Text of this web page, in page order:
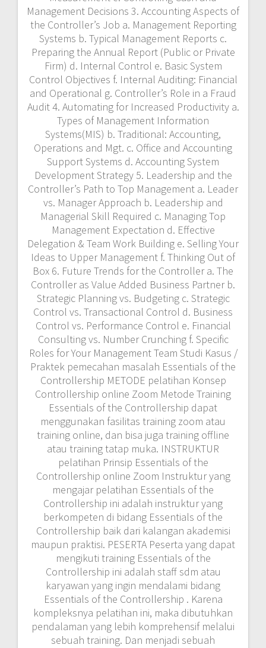
Management Decisions 3. Accounting Aspects of
the Controller’s Job a. Management Reporting
Systems b. Typical Management Reports c.
Preparing the Annual Report (Public or Private
Firm) d. Internal Control e. Basic System
Control Objectives f. Internal Auditing: Financial
and Operational g. Controller’s Role in a Fraud
Audit 4. Automating for Increased Productivity a.
Types of Management Information
Systems(MIS) b. Traditional: Accounting,
Operations and Mgt. c. Office and Accounting
Support Systems d. Accounting System
Development Strategy 5. Leadership and the
Controller’s Path to Top Management a. Leader
vs. Manager Approach b. Leadership and
Managerial Skill Required c. Managing Top
Management Expectation d. Effective
Delegation & Team Work Building e. Selling Your
Ideas to Upper Management f. Thinking Out of
Box 6. Future Trends for the Controller a. The
Controller as Value Added Business Partner b.
Strategic Planning vs. Budgeting c. Strategic
Control vs. Transactional Control d. Business
Control vs. Performance Control e. Financial
Consulting vs. Number Crunching f. Specific
Roles for Your Management Team Studi Kasus /
Praktek pemecahan masalah Essentials of the
Controllership METODE pelatihan Konsep
Controllership online Zoom Metode Training
Essentials of the Controllership dapat
menggunakan fasilitas training zoom atau
training online, dan bisa juga training offline
atau training tatap muka. INSTRUKTUR
pelatihan Prinsip Essentials of the
Controllership online Zoom Instruktur yang
mengajar pelatihan Essentials of the
Controllership ini adalah instruktur yang
berkompeten di bidang Essentials of the
Controllership baik dari kalangan akademisi
maupun praktisi. PESERTA Peserta yang dapat
mengikuti training Essentials of the
Controllership ini adalah staff sdm atau
karyawan yang ingin mendalami bidang
Essentials of the Controllership . Karena
kompleksnya pelatihan ini, maka dibutuhkan
pendalaman yang lebih komprehensif melalui
sebuah training. Dan menjadi sebuah